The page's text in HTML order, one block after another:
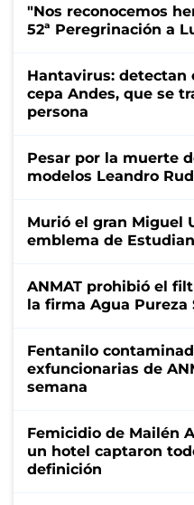
"Nos reconocemos
52ª Peregrinación a
Hantavirus: detectan
cepa Andes, que se
persona
Pesar por la muerte
modelos Leandro
Murió el gran Miguel
emblema de
ANMAT prohibió el
la firma Agua Pureza
Fentanilo
exfuncionarias de
semana
Femicidio de Mailén
un hotel captaron
definición